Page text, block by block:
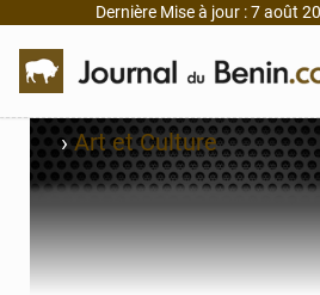
Dernière Mise à jour : 7 août
›Art et Culture